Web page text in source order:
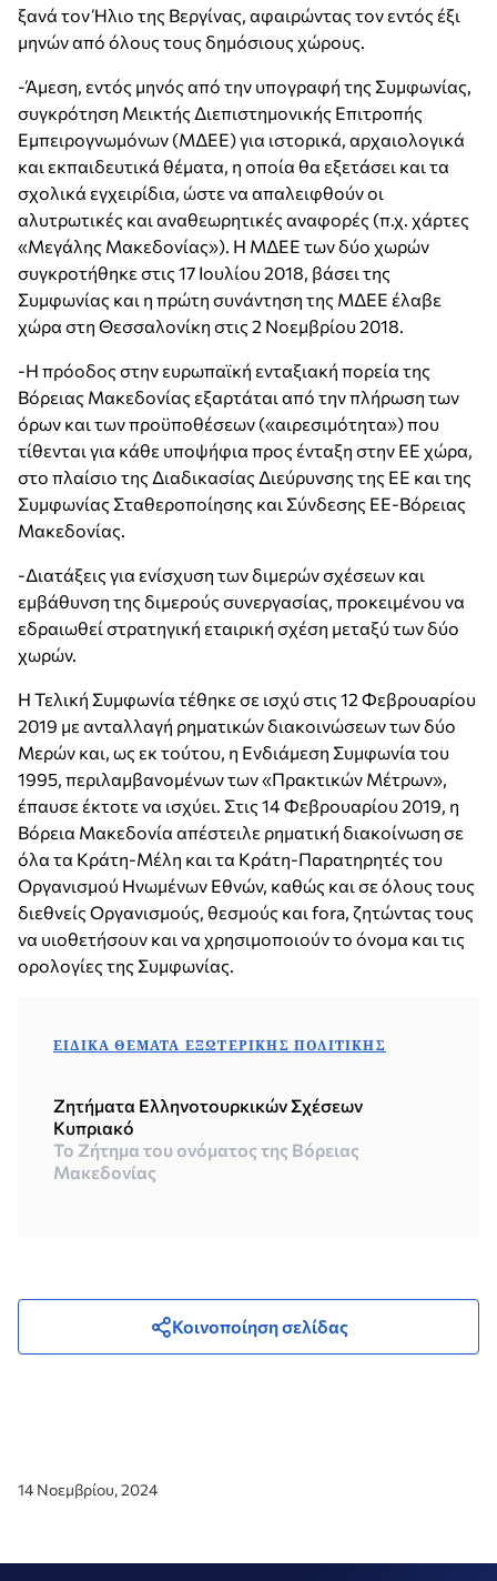
ξανά τον Ήλιο της Βεργίνας, αφαιρώντας τον εντός έξι
μηνών από όλους τους δημόσιους χώρους.
-Άμεση, εντός μηνός από την υπογραφή της Συμφωνίας,
συγκρότηση Μεικτής Διεπιστημονικής Επιτροπής
Εμπειρογνωμόνων (ΜΔΕΕ) για ιστορικά, αρχαιολογικά
και εκπαιδευτικά θέματα, η οποία θα εξετάσει και τα
σχολικά εγχειρίδια, ώστε να απαλειφθούν οι
αλυτρωτικές και αναθεωρητικές αναφορές (π.χ. χάρτες
«Μεγάλης Μακεδονίας»). Η ΜΔΕΕ των δύο χωρών
συγκροτήθηκε στις 17 Ιουλίου 2018, βάσει της
Συμφωνίας και η πρώτη συνάντηση της ΜΔΕΕ έλαβε
χώρα στη Θεσσαλονίκη στις 2 Νοεμβρίου 2018.
-Η πρόοδος στην ευρωπαϊκή ενταξιακή πορεία της
Βόρειας Μακεδονίας εξαρτάται από την πλήρωση των
όρων και των προϋποθέσεων («αιρεσιμότητα») που
τίθενται για κάθε υποψήφια προς ένταξη στην ΕΕ χώρα,
στο πλαίσιο της Διαδικασίας Διεύρυνσης της ΕΕ και της
Συμφωνίας Σταθεροποίησης και Σύνδεσης ΕΕ-Βόρειας
Μακεδονίας.
-Διατάξεις για ενίσχυση των διμερών σχέσεων και
εμβάθυνση της διμερούς συνεργασίας, προκειμένου να
εδραιωθεί στρατηγική εταιρική σχέση μεταξύ των δύο
χωρών.
Η Τελική Συμφωνία τέθηκε σε ισχύ στις 12 Φεβρουαρίου
2019 με ανταλλαγή ρηματικών διακοινώσεων των δύο
Μερών και, ως εκ τούτου, η Ενδιάμεση Συμφωνία του
1995, περιλαμβανομένων των «Πρακτικών Μέτρων»,
έπαυσε έκτοτε να ισχύει. Στις 14 Φεβρουαρίου 2019, η
Βόρεια Μακεδονία απέστειλε ρηματική διακοίνωση σε
όλα τα Κράτη-Μέλη και τα Κράτη-Παρατηρητές του
Οργανισμού Ηνωμένων Εθνών, καθώς και σε όλους τους
διεθνείς Οργανισμούς, θεσμούς και fora, ζητώντας τους
να υιοθετήσουν και να χρησιμοποιούν το όνομα και τις
ορολογίες της Συμφωνίας.
ΕΙΔΙΚΆ ΘΈΜΑΤΑ ΕΞΩΤΕΡΙΚΉΣ ΠΟΛΙΤΙΚΉΣ
Ζητήματα Ελληνοτουρκικών Σχέσεων
Κυπριακό
Το Ζήτημα του ονόματος της Βόρειας
Μακεδονίας
Κοινοποίηση σελίδας
14 Νοεμβρίου, 2024